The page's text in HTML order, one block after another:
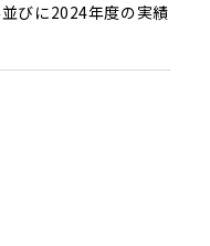
びに2024年度の実績